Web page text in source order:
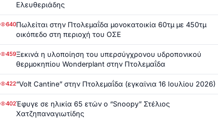
Ελευθεριάδης
640Πωλείται στην Πτολεμαΐδα μονοκατοικία 60τμ με 450τμ
οικόπεδο στη περιοχή του ΟΣΕ
459Ξεκινά η υλοποίηση του υπερσύγχρονου υδροπονικού
θερμοκηπίου Wonderplant στην Πτολεμαΐδα
422“Volt Cantine” στην Πτολεμαΐδα (εγκαίνια 16 Ιουλίου 2026)
402Έφυγε σε ηλικία 65 ετών ο “Snoopy” Στέλιος
Χατζηπαναγιωτίδης